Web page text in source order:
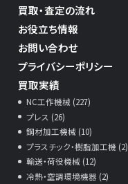
買取・査定の流れ
お役立ち情報
お問い合わせ
プライバシーポリシー
買取実績
NC工作機械 (227)
プレス (26)
鋼材加工機械 (10)
プラスチック・樹脂加工機 (2)
輸送・荷役機械 (12)
冷熱・空調環境機器 (2)